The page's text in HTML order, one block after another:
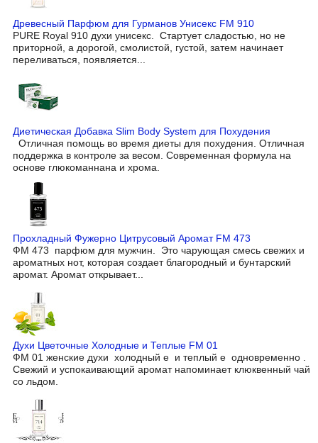
Древесный Парфюм для Гурманов Унисекс FM 910
PURE Royal 910 духи унисекс. Стартует сладостью, но не
приторной, а дорогой, смолистой, густой, затем начинает
переливаться, появляется...
Диетическая Добавка Slim Body System для Похудения
Отличная помощь во время диеты для похудения. Отличная
поддержка в контроле за весом. Современная формула на
основе глюкоманнана и хрома.
Прохладный Фужерно Цитрусовый Аромат FM 473
ФМ 473 парфюм для мужчин. Это чарующая смесь свежих и
ароматных нот, которая создает благородный и бунтарский
аромат. Аромат открывает...
Духи Цветочные Холодные и Теплые FM 01
ФМ 01 женские духи холодный е и теплый е одновременно .
Свежий и успокаивающий аромат напоминает клюквенный чай
со льдом.